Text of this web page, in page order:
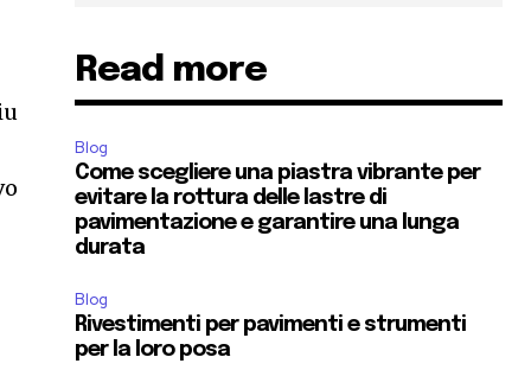
Read more
Blog
Come scegliere una piastra vibrante per
evitare la rottura delle lastre di
pavimentazione e garantire una lunga
durata
Blog
Rivestimenti per pavimenti e strumenti
per la loro posa